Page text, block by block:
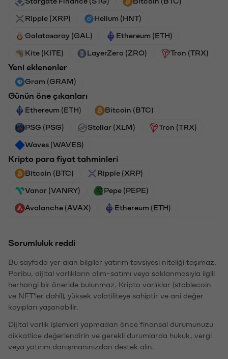
Ripple (XRP) Helium (HNT)
Galatasaray (GAL) Ethereum (ETH)
Kite (KITE) LayerZero (ZRO) Tron (TRX)
Yeni eklenenler
Gram (GRAM)
Günün öne çıkanları
Ethereum (ETH) Bitcoin (BTC)
PSG (PSG) Stellar (XLM) Tron (TRX)
Waves (WAVES)
Kripto para fiyat tahminleri
Bitcoin (BTC) Ripple (XRP)
Vanar (VANRY) Pepe (PEPE)
Avalanche (AVAX) Ethereum (ETH)
Sorumluluk reddi
Bu sayfada yer alan bilgiler yatırım tavsiyesi niteliği taşımaz.
Paribu, dijital varlıkların alım-satımı veya saklanmasıyla ilgili
herhangi bir öneride bulunmaz. Kripto varlıklar (stablecoin
ve NFT'ler dahil), yüksek volatiliteye sahiptir ve ani değer
kayıpları yaşanabilir.
Dijital varlık işlemleri yapmadan önce finansal durumunuzu
dikkatlice değerlendirin ve gerekli durumlarda hukuk, vergi
veya yatırım danışmanınızdan destek alın.